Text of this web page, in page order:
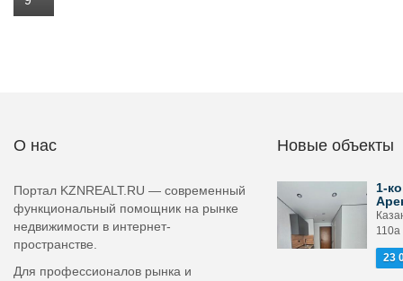
О нас
Портал KZNREALT.RU — современный
функциональный помощник на рынке
недвижимости в интернет-
пространстве.
Для профессионалов рынка и
Новые объекты
1-
110а
23